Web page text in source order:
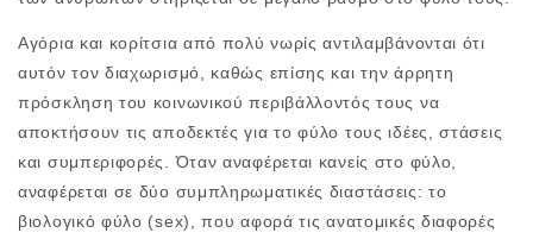
Αγόρια και κορίτσια από πολύ νωρίς αντιλαμβάνονται ότι
αυτόν τον διαχωρισμό, καθώς επίσης και την άρρητη
πρόσκληση του κοινωνικού περιβάλλοντός τους να
αποκτήσουν τις αποδεκτές για το φύλο τους ιδέες, στάσεις
και συμπεριφορές. Όταν αναφέρεται κανείς στο φύλο,
αναφέρεται σε δύο συμπληρωματικές διαστάσεις: το
βιολογικό φύλο (sex), που αφορά τις ανατομικές διαφορές